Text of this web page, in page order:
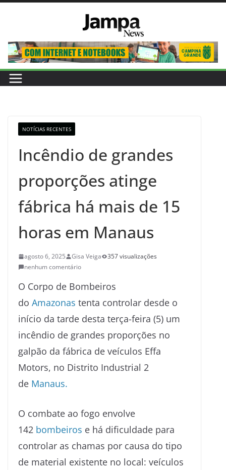
conteúdo
NOTÍCIAS RECENTES
Incêndio de grandes
proporções atinge
fábrica há mais de 15
horas em Manaus
agosto 6, 2025 Gisa Veiga
357 visualizações
nenhum comentário
O Corpo de Bombeiros
do Amazonas tenta controlar desde o
início da tarde desta terça-feira (5) um
incêndio de grandes proporções no
galpão da fábrica de veículos Effa
Motors, no Distrito Industrial 2
de Manaus.
O combate ao fogo envolve
142 bombeiros e há dificuldade para
controlar as chamas por causa do tipo
de material existente no local: veículos